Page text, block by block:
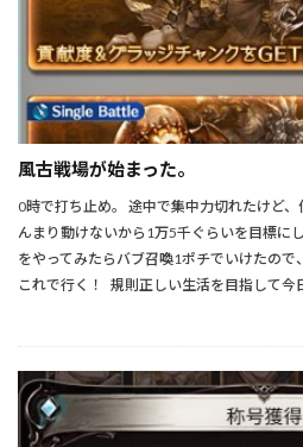
風古戦場が始まった。
0時で打ち止め。 途中で集中力切れたけど
んまり動けないから1万5千ぐらいを目標に
をやってみたらバブ召喚1ポチでいけたの
これで行く！ 規則正しい生活を目指して今